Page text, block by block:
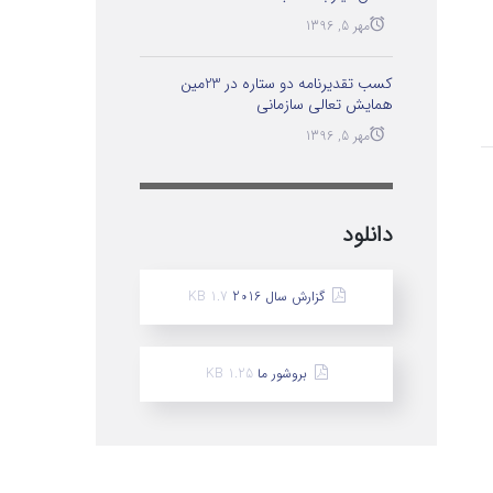
مهر 5, 1396
کسب تقدیرنامه دو ستاره در 23مین
همایش تعالی سازمانی
مهر 5, 1396
دانلود
گزارش سال 2016 1.7 KB
بروشور ما1.25 KB